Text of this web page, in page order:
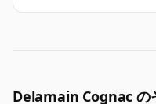
Delamain Cognac の